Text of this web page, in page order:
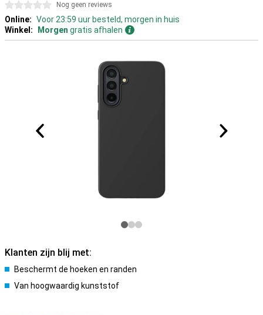
0 sterren Nog geen reviews
Online: Voor 23:59 uur besteld, morgen in huis
Winkel:
Morgen gratis afhalen
Klanten zijn blij met:
Beschermt de hoeken en randen
Van hoogwaardig kunststof